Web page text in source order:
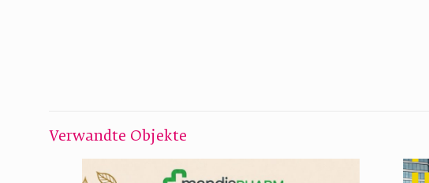
Verwandte Objekte